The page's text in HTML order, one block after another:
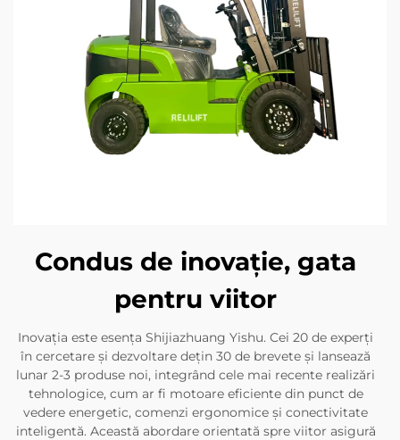
Condus de inovație, gata
pentru viitor
Inovația este esența Shijiazhuang Yishu. Cei 20 de experți
în cercetare și dezvoltare dețin 30 de brevete și lansează
lunar 2-3 produse noi, integrând cele mai recente realizări
tehnologice, cum ar fi motoare eficiente din punct de
vedere energetic, comenzi ergonomice și conectivitate
inteligentă. Această abordare orientată spre viitor asigură